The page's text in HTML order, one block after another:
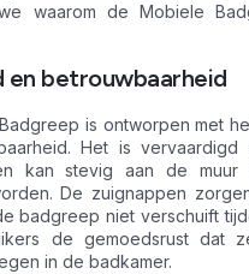
waarom de Mobiele
en betrouwbaarheid
is ontworpen met
Het is vervaardigd
kan stevig aan de muur
De zuignappen
badgreep niet verschuift
de gemoedsrust dat
in de badkamer.